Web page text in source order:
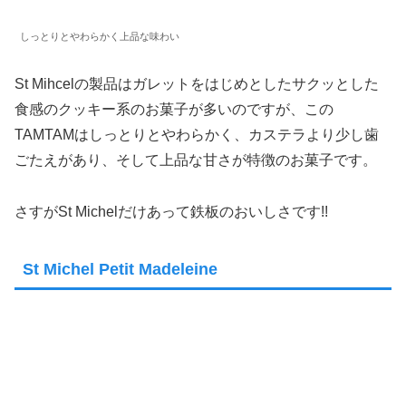
しっとりとやわらかく上品な味わい
St Mihcelの製品はガレットをはじめとしたサクッとした
食感のクッキー系のお菓子が多いのですが、この
TAMTAMはしっとりとやわらかく、カステラより少し歯
ごたえがあり、そして上品な甘さが特徴のお菓子です。
さすがSt Michelだけあって鉄板のおいしさです!!
St Michel Petit Madeleine